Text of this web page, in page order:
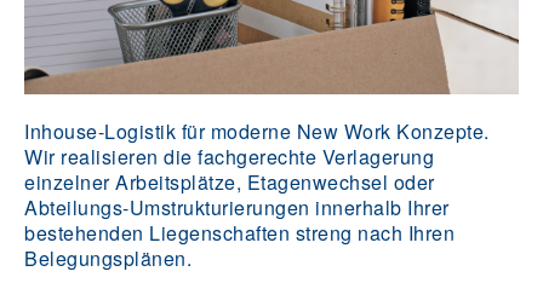
Inhouse-Logistik für moderne New Work Konzepte.
Wir realisieren die fachgerechte Verlagerung
einzelner Arbeitsplätze, Etagenwechsel oder
Abteilungs-Umstrukturierungen innerhalb Ihrer
bestehenden Liegenschaften streng nach Ihren
Belegungsplänen.